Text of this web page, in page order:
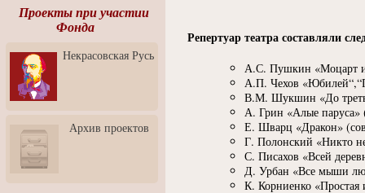
Отчётный концерт детского
театра танца "Задоринка"
Профессионалов - Эпизод
3: Обусловленности
человека и их влияние на
карьеру
скульптором Дмитрием
Тугариновым
АртБульвар в День города
Проекты при участии
Фонда
Некрасовская Русь
Архив проектов
Репертуар театра составляли
А.С. Пушкин «Моцарт
А.П. Чехов «
В.М. Шукшин «До
А. Грин «Алые паруса»
Е. Шварц «Дракон» (
Г. Полонский «Никто
С. Писахов «Всей
Д. Урбан «Все мыши
К. Корниенко «Простая